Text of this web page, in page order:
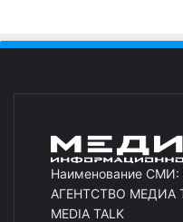
Наименование
АГЕНТСТВО МЕДИА
MEDIA TALK